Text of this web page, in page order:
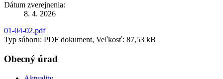
Dátum zverejnenia:
8. 4. 2026
01-04-02.pdf
Typ súboru: PDF dokument, Veľkosť: 87,53 kB
Obecný úrad